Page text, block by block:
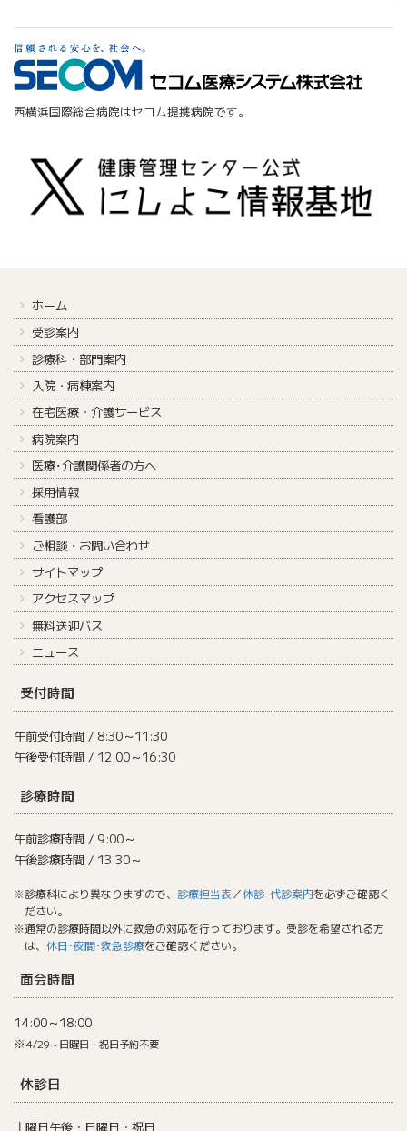
西横浜国際総合病院はセコム提携病院です。
ホーム
受診案内
診療科・部門案内
入院・病棟案内
在宅医療・介護サービス
病院案内
医療･介護関係者の方へ
採用情報
看護部
ご相談・お問い合わせ
サイトマップ
アクセスマップ
無料送迎バス
ニュース
受付時間
午前受付時間 / 8:30～11:30
午後受付時間 / 12:00～16:30
診療時間
午前診療時間 / 9:00～
午後診療時間 / 13:30～
※診療科により異なりますので、 診療担当表／休診･代診案内を必ずご確認く
ださい。
※通常の診療時間以外に救急の対応を行っております。受診を希望される方
は、 休日･夜間･救急診療をご確認ください。
面会時間
14:00～18:00
※4/29～日曜日・祝日予約不要
休診日
土曜日午後・日曜日・祝日